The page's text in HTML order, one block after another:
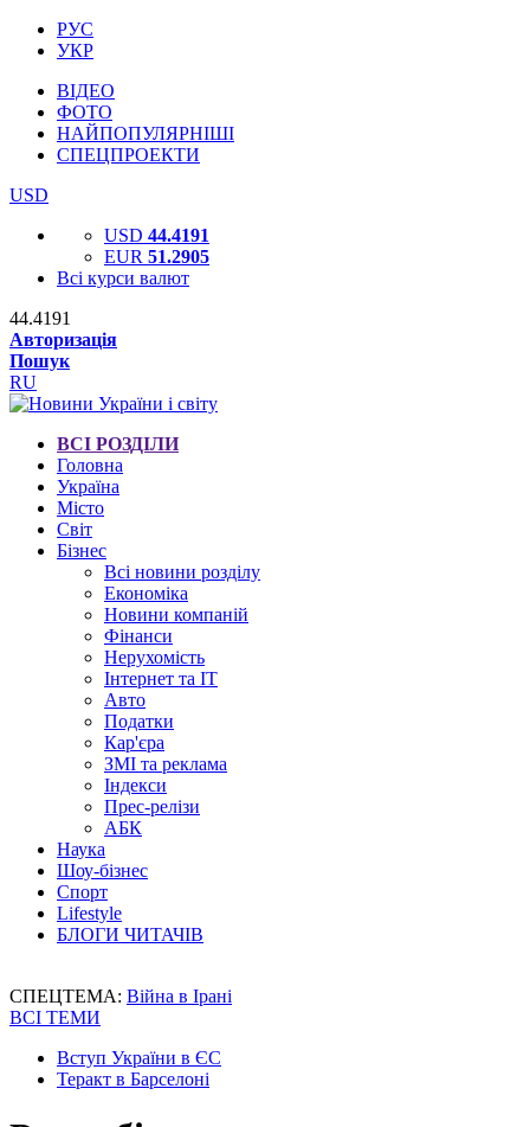
РУС
УКР
ВІДЕО
ФОТО
НАЙПОПУЛЯРНІШІ
СПЕЦПРОЕКТИ
USD
USD 44.4191
EUR 51.2905
Всі курси валют
44.4191
Авторизація
Пошук
RU
ВСІ РОЗДІЛИ
Головна
Україна
Місто
Світ
Бізнес
Всі новини розділу
Економіка
Новини компаній
Фінанси
Нерухомість
Інтернет та IT
Авто
Податки
Кар'єра
ЗМІ та реклама
Індекси
Прес-релізи
АБК
Наука
Шоу-бізнес
Спорт
Lifestyle
БЛОГИ ЧИТАЧІВ
СПЕЦТЕМА: Війна в Ірані
ВСІ ТЕМИ
Вступ України в ЄС
Теракт в Барселоні